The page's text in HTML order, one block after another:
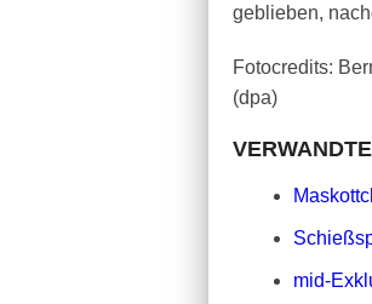
geblieben,
Fotocredits:
(dpa)
mid-